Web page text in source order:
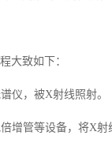
大致如下：
仪，被X射线照射。
增管等设备，将X射